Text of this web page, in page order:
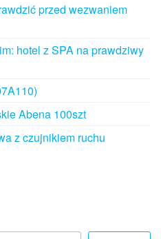
przed wezwaniem
hotel z SPA na prawdziwy
Abena 100szt
z czujnikiem ruchu